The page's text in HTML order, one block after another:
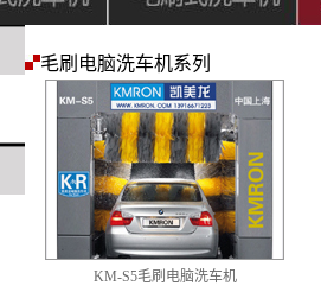
毛刷电脑洗车机系列
KM-S5毛刷电脑洗车机